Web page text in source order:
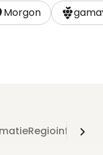
is zeventig jaar.
gistingtank in. Na
Morgon